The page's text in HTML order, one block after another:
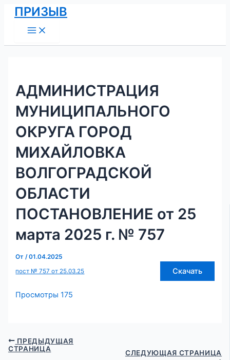
Перейти
содержимому
ПРИЗЫВ
Menu
АДМИНИСТРАЦИЯ
МУНИЦИПАЛЬНОГО
ОКРУГА ГОРОД
МИХАЙЛОВКА
ВОЛГОГРАДСКОЙ
ОБЛАСТИ
ПОСТАНОВЛЕНИЕ от 25
марта 2025 г. № 757
От/01.04.2025
пост № 757 от 25.03.25
Скачать
Просмотры 175
Навигация
по
записям
ПРЕДЫДУЩАЯ
СТРАНИЦА
СЛЕДУЮЩАЯ СТРАНИЦА